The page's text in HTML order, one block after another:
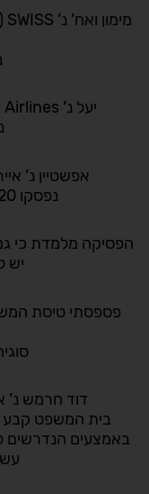
יעל נ’ Austrian Airlines (ת”ק 47127-10-24)
אפשטיין נ’ אייר
נפסקו 4,620 ₪ וכן הוצאות משפט.
הפסיקה מלמדת כי
יש
פספסתי טיסת
דוד חרמש נ’
בית המשפט
באמצעים